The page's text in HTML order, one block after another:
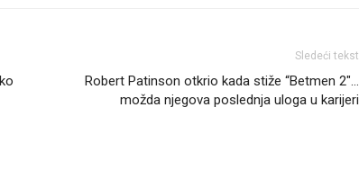
Sledeći tekst
Robert Patinson otkrio kada stiže “Betmen 2″…
možda njegova poslednja uloga u karijeri